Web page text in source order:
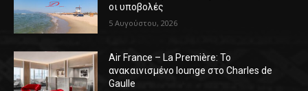
οι υποβολές
5 Αυγούστου, 2026
Air France – La Première: Το
ανακαινισμένο lounge στο Charles de
Gaulle